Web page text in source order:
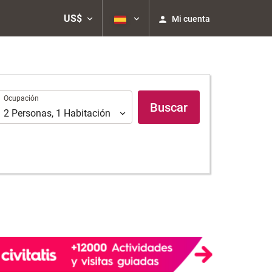
US$ Mi cuenta
Ocupación
Ocupación
2 Personas, 1 Habitación Buscar